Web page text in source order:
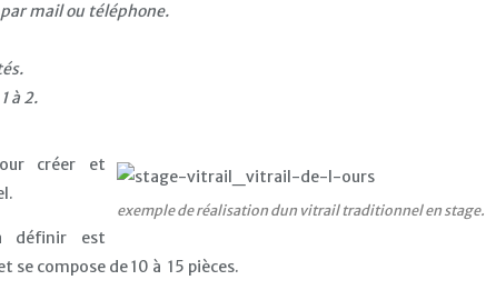
mail ou téléphone.
à 2.
exemple de réalisation dun vitrail traditionnel en stage.
créer et
est
se compose de 10 à 15 pièces.